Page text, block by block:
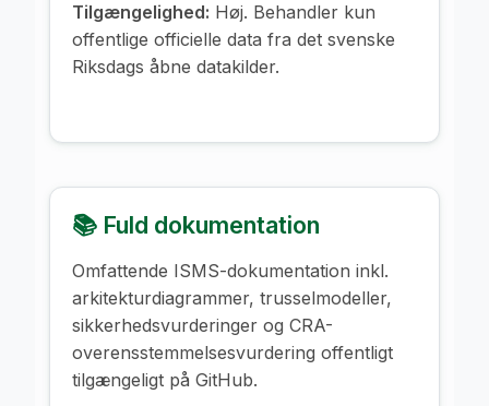
Tilgængelighed: Høj. Behandler kun
offentlige officielle data fra det svenske
Riksdags åbne datakilder.
📚 Fuld dokumentation
Omfattende ISMS-dokumentation inkl.
arkitekturdiagrammer, trusselmodeller,
sikkerhedsvurderinger og CRA-
overensstemmelsesvurdering offentligt
tilgængeligt på GitHub.